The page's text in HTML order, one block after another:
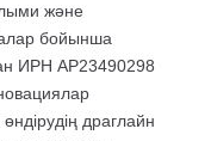
және
бойынша
ИРН AP23490298
драглайн